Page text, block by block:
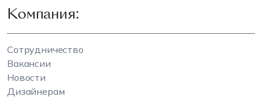
Компания:
Сотрудничество
Вакансии
Новости
Дизайнерам